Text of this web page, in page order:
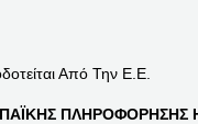
Από Την Ε.Ε.
ΠΛΗΡΟΦΟΡΗΣΗΣ